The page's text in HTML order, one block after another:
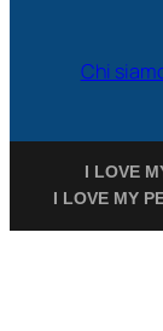
Chi
I LOVE
I LOVE MY